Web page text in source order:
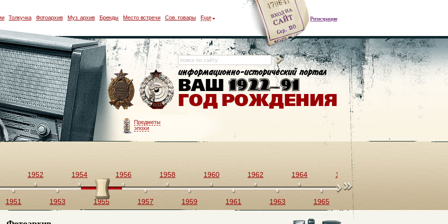
Регистрация
Толкучка Фотоархив Муз. архив Бренды Место встречи Сов. товары Еще
Предметы
эпохи
1951
1952
1953
1954
1955
1956
1957
1958
1959
1960
1961
1962
1963
1964
1965
1966